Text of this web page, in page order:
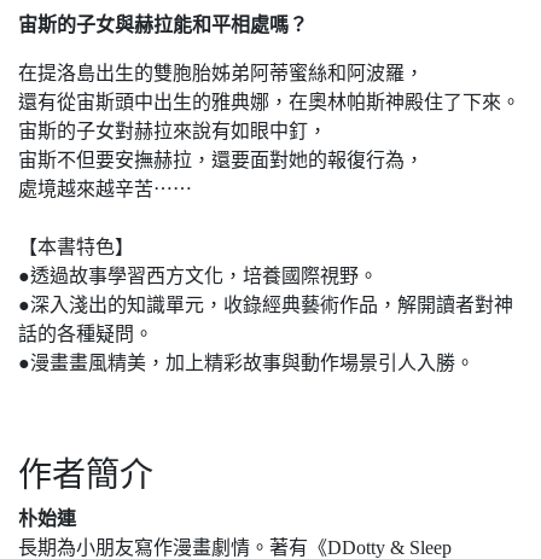
宙斯的子女與赫拉能和平相處嗎？
在提洛島出生的雙胞胎姊弟阿蒂蜜絲和阿波羅，
還有從宙斯頭中出生的雅典娜，在奧林帕斯神殿住了下來。
宙斯的子女對赫拉來說有如眼中釘，
宙斯不但要安撫赫拉，還要面對她的報復行為，
處境越來越辛苦⋯⋯
【本書特色】
●透過故事學習西方文化，培養國際視野。
●深入淺出的知識單元，收錄經典藝術作品，解開讀者對神
話的各種疑問。
●漫畫畫風精美，加上精彩故事與動作場景引人入勝。
作者簡介
朴始連
長期為小朋友寫作漫畫劇情。著有《DDotty & Sleep